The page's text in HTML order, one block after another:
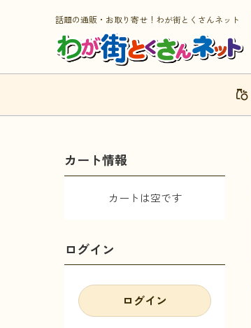
話題の通販・お取り寄せ！わが街とくさんネット
カート情報
カートは空です
ログイン
ログイン